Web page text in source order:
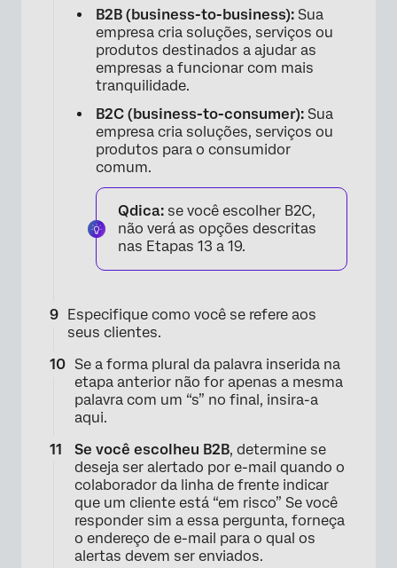
×
B2B (business-to-business): Sua
empresa cria soluções, serviços ou
produtos destinados a ajudar as
empresas a funcionar com mais
tranquilidade.
B2C (business-to-consumer): Sua
empresa cria soluções, serviços ou
produtos para o consumidor
comum.
Qdica: se você escolher B2C,
não verá as opções descritas
nas Etapas 13 a 19.
Especifique como você se refere aos
seus clientes.
Se a forma plural da palavra inserida na
etapa anterior não for apenas a mesma
palavra com um “s” no final, insira-a
aqui.
Se você escolheu B2B, determine se
deseja ser alertado por e-mail quando o
colaborador da linha de frente indicar
que um cliente está “em risco” Se você
responder sim a essa pergunta, forneça
o endereço de e-mail para o qual os
alertas devem ser enviados.